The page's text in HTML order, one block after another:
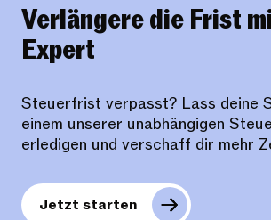
Verlängere die Frist
Expert
Steuerfrist verpasst? Lass deine
einem unserer unabhängigen
erledigen und verschaff dir mehr
Jetzt starten